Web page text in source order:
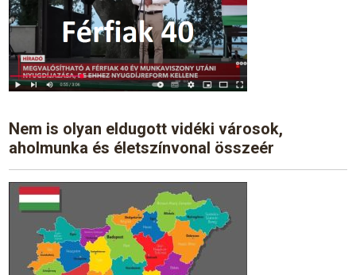
Nem is olyan eldugott vidéki városok,
aholmunka és életszínvonal összeér